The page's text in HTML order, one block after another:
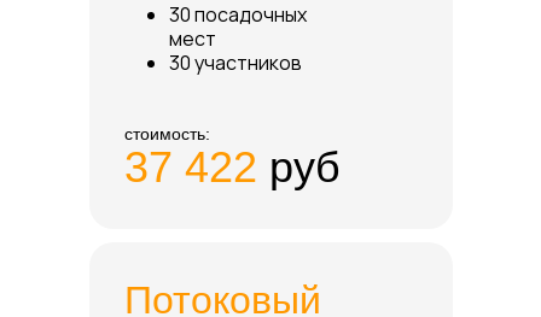
30 посадочных
мест
30 участников
37 422 руб
стоимость:
Потоковый